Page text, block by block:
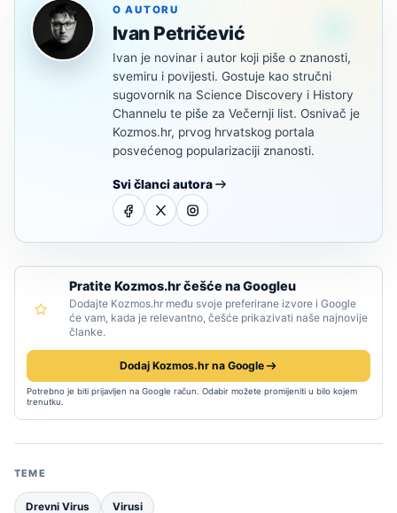
O AUTORU
Ivan Petričević
Ivan je novinar i autor koji piše o znanosti,
svemiru i povijesti. Gostuje kao stručni
sugovornik na Science Discovery i History
Channelu te piše za Večernji list. Osnivač je
Kozmos.hr, prvog hrvatskog portala
posvećenog popularizaciji znanosti.
Svi članci autora
Pratite Kozmos.hr češće na Googleu
Dodajte Kozmos.hr među svoje preferirane izvore i Google
će vam, kada je relevantno, češće prikazivati naše najnovije
članke.
Dodaj Kozmos.hr na Google
Potrebno je biti prijavljen na Google račun. Odabir možete promijeniti u bilo kojem
trenutku.
TEME
Drevni Virus Virusi